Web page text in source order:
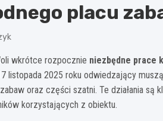
placu
wkrótce rozpocznie niezbędne prace
listopada 2025 roku odwiedzający
oraz części szatni. Te działania są
korzystających z obiektu.